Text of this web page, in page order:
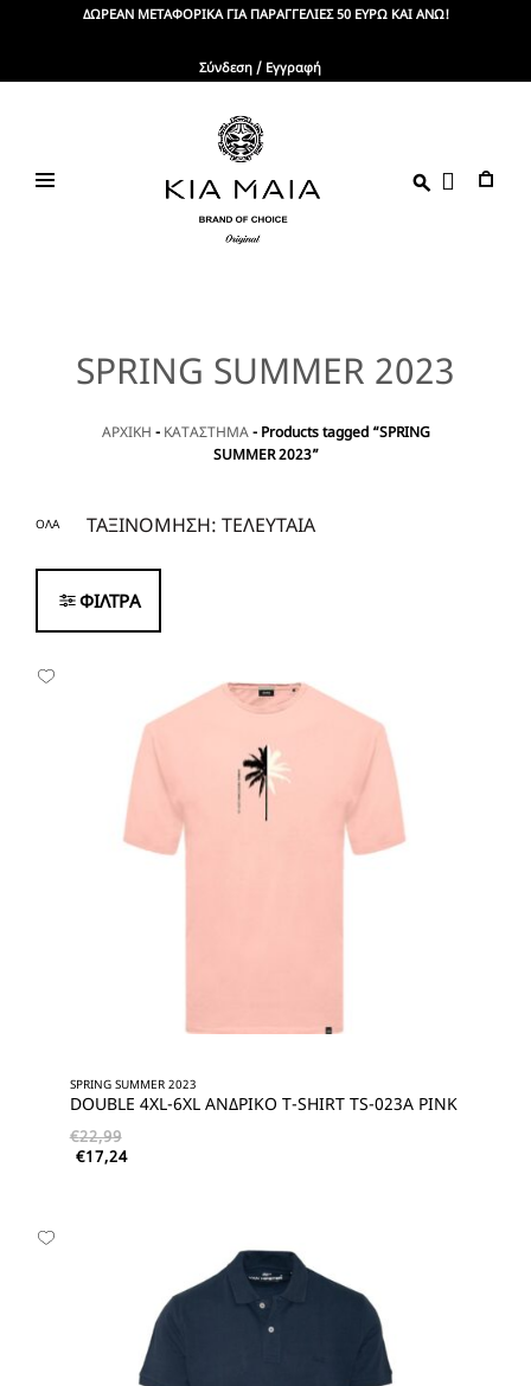
ΔΩΡΕΑΝ ΜΕΤΑΦΟΡΙΚΑ ΓΙΑ ΠΑΡΑΓΓΕΛΙΕΣ 50 ΕΥΡΩ ΚΑΙ ΑΝΩ!
Σύνδεση / Εγγραφή
SPRING SUMMER 2023
ΑΡΧΙΚΗ - ΚΑΤΑΣΤΗΜΑ- Products tagged “SPRING
SUMMER 2023”
ΟΛΑ
ΦΙΛΤΡΑ
SPRING SUMMER 2023
DOUBLE 4XL-6XL ΑΝΔΡΙΚΟ T-SHIRT TS-023A PINK
€22,99
€17,24